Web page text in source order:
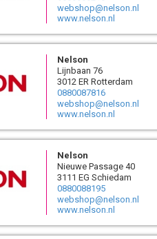
webshop@nelson.nl
www.nelson.nl
Nelson
Lijnbaan 76
3012 ER Rotterdam
0880087816
webshop@nelson.nl
www.nelson.nl
Nelson
Nieuwe Passage 40
3111 EG Schiedam
0880088195
webshop@nelson.nl
www.nelson.nl